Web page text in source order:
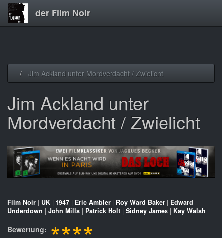
der Film Noir
Jim Ackland unter Mordverdacht / Zwielicht
Jim Ackland unter
Mordverdacht / Zwielicht
Film Noir | UK | 1947 | Eric Ambler | Roy Ward Baker | Edward
Underdown | John Mills | Patrick Holt | Sidney James | Kay Walsh
Bewertung